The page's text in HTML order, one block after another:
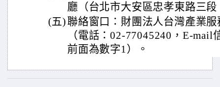
廳（台北市大安區忠孝東路三段
(五) 聯絡窗口：財團法人台灣產業
（電話：02-77045240，E-mail
前面為數字1）。